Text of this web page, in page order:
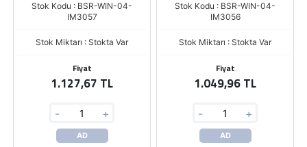
Stok Kodu : BSR-WIN-04-
IM3057
Stok Miktarı : Stokta Var
Fiyat
1.127,67 TL
- +
AD
Stok Kodu : BSR-WIN-04-
IM3056
Stok Miktarı : Stokta Var
Fiyat
1.049,96 TL
- +
AD